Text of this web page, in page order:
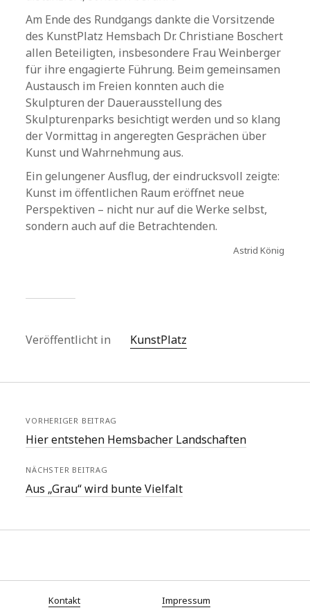
Am Ende des Rundgangs dankte die Vorsitzende
des KunstPlatz Hemsbach Dr. Christiane Boschert
allen Beteiligten, insbesondere Frau Weinberger
für ihre engagierte Führung. Beim gemeinsamen
Austausch im Freien konnten auch die
Skulpturen der Dauerausstellung des
Skulpturenparks besichtigt werden und so klang
der Vormittag in angeregten Gesprächen über
Kunst und Wahrnehmung aus.
Ein gelungener Ausflug, der eindrucksvoll zeigte:
Kunst im öffentlichen Raum eröffnet neue
Perspektiven – nicht nur auf die Werke selbst,
sondern auch auf die Betrachtenden.
Astrid König
Veröffentlicht in KunstPlatz
VORHERIGER BEITRAG
Hier entstehen Hemsbacher Landschaften
NÄCHSTER BEITRAG
Aus „Grau“ wird bunte Vielfalt
Kontakt Impressum